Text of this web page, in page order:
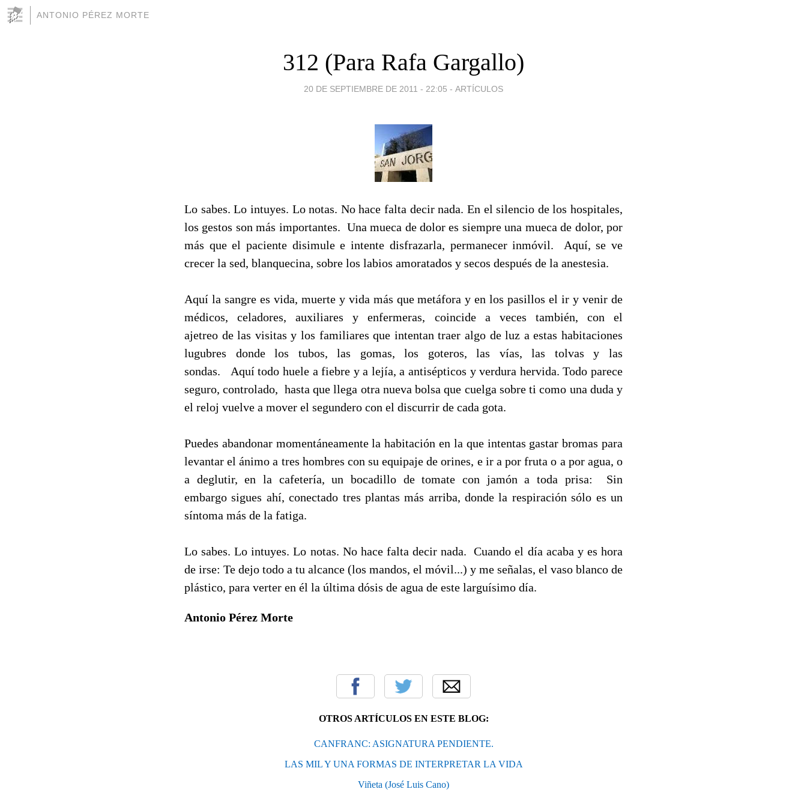
ANTONIO PÉREZ MORTE
312 (Para Rafa Gargallo)
20 DE SEPTIEMBRE DE 2011 - 22:05 - ARTÍCULOS
Lo sabes. Lo intuyes. Lo notas. No hace falta decir nada. En el silencio de los hospitales,
los gestos son más importantes. Una mueca de dolor es siempre una mueca de dolor, por
más que el paciente disimule e intente disfrazarla, permanecer inmóvil. Aquí, se ve
crecer la sed, blanquecina, sobre los labios amoratados y secos después de la anestesia.
Aquí la sangre es vida, muerte y vida más que metáfora y en los pasillos el ir y venir de
médicos, celadores, auxiliares y enfermeras, coincide a veces también, con el
ajetreo de las visitas y los familiares que intentan traer algo de luz a estas habitaciones
lugubres donde los tubos, las gomas, los goteros, las vías, las tolvas y las
sondas. Aquí todo huele a fiebre y a lejía, a antisépticos y verdura hervida. Todo parece
seguro, controlado, hasta que llega otra nueva bolsa que cuelga sobre ti como una duda y
el reloj vuelve a mover el segundero con el discurrir de cada gota.
Puedes abandonar momentáneamente la habitación en la que intentas gastar bromas para
levantar el ánimo a tres hombres con su equipaje de orines, e ir a por fruta o a por agua, o
a deglutir, en la cafetería, un bocadillo de tomate con jamón a toda prisa: Sin
embargo sigues ahí, conectado tres plantas más arriba, donde la respiración sólo es un
síntoma más de la fatiga.
Lo sabes. Lo intuyes. Lo notas. No hace falta decir nada. Cuando el día acaba y es hora
de irse: Te dejo todo a tu alcance (los mandos, el móvil...) y me señalas, el vaso blanco de
plástico, para verter en él la última dósis de agua de este larguísimo día.
Antonio Pérez Morte
OTROS ARTÍCULOS EN ESTE BLOG:
CANFRANC: ASIGNATURA PENDIENTE.
LAS MIL Y UNA FORMAS DE INTERPRETAR LA VIDA
Viñeta (José Luis Cano)